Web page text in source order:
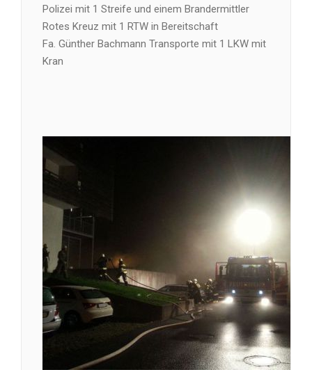
Polizei mit 1 Streife und einem Brandermittler
Rotes Kreuz mit 1 RTW in Bereitschaft
Fa. Günther Bachmann Transporte mit 1 LKW mit
Kran